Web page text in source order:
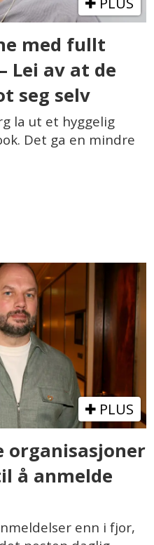
med fullt
Lei av at de
seg selv
la ut et hyggelig
Det ga en mindre
PLUS
organisasjoner
å anmelde
enn i fjor,